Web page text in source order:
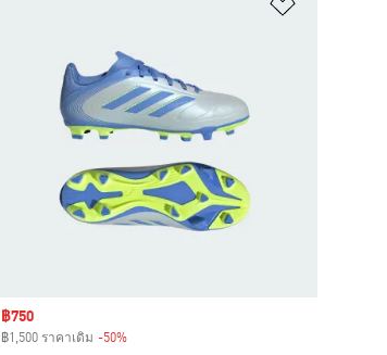
Sale price
฿750
฿1,500 ราคาเดิม -50%Discount